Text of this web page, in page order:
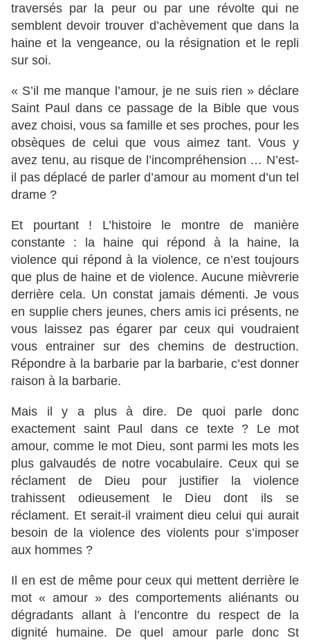
traversés par la peur ou par une révolte qui ne
semblent devoir trouver d’achèvement que dans la
haine et la vengeance, ou la résignation et le repli
sur soi.
« S’il me manque l’amour, je ne suis rien » déclare
Saint Paul dans ce passage de la Bible que vous
avez choisi, vous sa famille et ses proches, pour les
obsèques de celui que vous aimez tant. Vous y
avez tenu, au risque de l’incompréhension … N’est-
il pas déplacé de parler d’amour au moment d’un tel
drame ?
Et pourtant ! L’histoire le montre de manière
constante : la haine qui répond à la haine, la
violence qui répond à la violence, ce n’est toujours
que plus de haine et de violence. Aucune mièvrerie
derrière cela. Un constat jamais démenti. Je vous
en supplie chers jeunes, chers amis ici présents, ne
vous laissez pas égarer par ceux qui voudraient
vous entrainer sur des chemins de destruction.
Répondre à la barbarie par la barbarie, c’est donner
raison à la barbarie.
Mais il y a plus à dire. De quoi parle donc
exactement saint Paul dans ce texte ? Le mot
amour, comme le mot Dieu, sont parmi les mots les
plus galvaudés de notre vocabulaire. Ceux qui se
réclament de Dieu pour justifier la violence
trahissent odieusement le Dieu dont ils se
réclament. Et serait-il vraiment dieu celui qui aurait
besoin de la violence des violents pour s’imposer
aux hommes ?
Il en est de même pour ceux qui mettent derrière le
mot « amour » des comportements aliénants ou
dégradants allant à l’encontre du respect de la
dignité humaine. De quel amour parle donc St